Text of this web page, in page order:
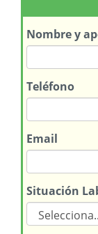
Nombrey
Teléfono
Email
Situación